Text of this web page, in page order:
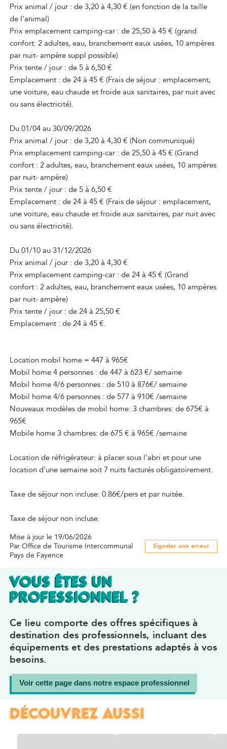
Prix animal / jour : de 3,20 à 4,30 € (en fonction de la taille
de l'animal)
Prix emplacement camping-car : de 25,50 à 45 € (grand
confort: 2 adultes, eau, branchement eaux usées, 10 ampères
par nuit- ampère suppl possible)
Prix tente / jour : de 5 à 6,50 €
Emplacement : de 24 à 45 € (Frais de séjour : emplacement,
une voiture, eau chaude et froide aux sanitaires, par nuit avec
ou sans électricité).
Du 01/04 au 30/09/2026
Prix animal / jour : de 3,20 à 4,30 € (Non communiqué)
Prix emplacement camping-car : de 25,50 à 45 € (Grand
confort : 2 adultes, eau, branchement eaux usées, 10 ampères
par nuit- ampère)
Prix tente / jour : de 5 à 6,50 €
Emplacement : de 24 à 45 € (Frais de séjour : emplacement,
une voiture, eau chaude et froide aux sanitaires, par nuit avec
ou sans électricité).
Du 01/10 au 31/12/2026
Prix animal / jour : de 3,20 à 4,30 €
Prix emplacement camping-car : de 24 à 45 € (Grand
confort : 2 adultes, eau, branchement eaux usées, 10 ampères
par nuit- ampère)
Prix tente / jour : de 24 à 25,50 €
Emplacement : de 24 à 45 €.
Location mobil home = 447 à 965€
Mobil home 4 personnes : de 447 à 623 €/ semaine
Mobil home 4/6 personnes : de 510 à 876€/ semaine
Mobil home 4/6 personnes : de 577 à 910€ /semaine
Nouveaux modèles de mobil home: 3 chambres: de 675€ à
965€
Mobile home 3 chambres: de 675 € à 965€ /semaine
Location de réfrigérateur: à placer sous l'abri et pour une
location d'une semaine soit 7 nuits facturés obligatoirement.
Taxe de séjour non incluse: 0.86€/pers et par nuitée.
Taxe de séjour non incluse.
Mise à jour le 19/06/2026
Par Office de Tourisme Intercommunal
Pays de Fayence
Signaler une erreur
VOUS ÊTES UN
PROFESSIONNEL ?
Ce lieu comporte des offres spécifiques à
destination des professionnels, incluant des
équipements et des prestations adaptés à vos
besoins.
Voir cette page dans notre espace professionnel
DÉCOUVREZ AUSSI